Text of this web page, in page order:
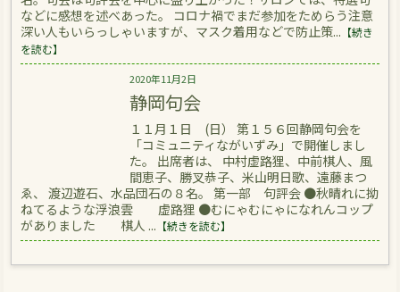
などに感想を述べあった。 コロナ禍でまだ参加をためらう注意
深い人もいらっしゃいますが、マスク着用などで防止策... 【続き
を読む】
2020年11月2日
静岡句会
１１月１日 (日） 第１５６回静岡句会を
「コミュニティながいずみ」で開催しまし
た。 出席者は、 中村虚路狸、中前棋人、風
間恵子、勝叉恭子、米山明日歌、遠藤まつ
ゑ、 渡辺遊石、水品団石の８名。 第一部 句評会 ●秋晴れに拗
ねてるような浮浪雲 虚路狸 ●むにゃむにゃになれんコップ
がありました 棋人 ... 【続きを読む】